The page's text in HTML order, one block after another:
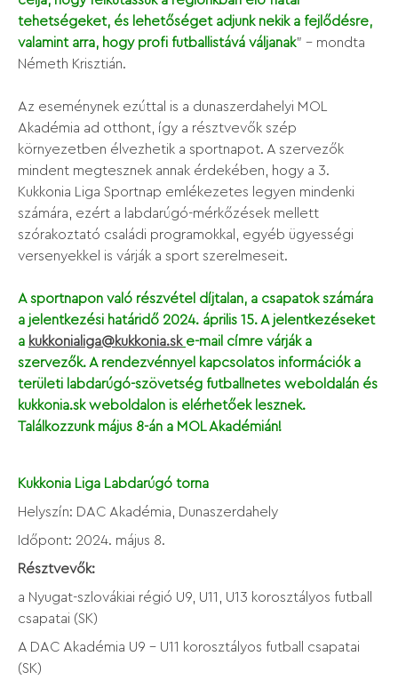
tehetségeket, és lehetőséget adjunk nekik a fejlődésre,
valamint arra, hogy profi futballistává váljanak” – mondta
Németh Krisztián.
Az eseménynek ezúttal is a dunaszerdahelyi MOL
Akadémia ad otthont, így a résztvevők szép
környezetben élvezhetik a sportnapot. A szervezők
mindent megtesznek annak érdekében, hogy a 3.
Kukkonia Liga Sportnap emlékezetes legyen mindenki
számára, ezért a labdarúgó-mérkőzések mellett
szórakoztató családi programokkal, egyéb ügyességi
versenyekkel is várják a sport szerelmeseit.
A sportnapon való részvétel díjtalan, a csapatok számára
a jelentkezési határidő 2024. április 15. A jelentkezéseket
a kukkonialiga@kukkonia.sk e-mail címre várják a
szervezők. A rendezvénnyel kapcsolatos információk a
területi labdarúgó-szövetség futballnetes weboldalán és
kukkonia.sk weboldalon is elérhetőek lesznek.
Találkozzunk május 8-án a MOL Akadémián!
Kukkonia Liga Labdarúgó torna
Helyszín: DAC Akadémia, Dunaszerdahely
Időpont: 2024. május 8.
Résztvevők:
a Nyugat-szlovákiai régió U9, U11, U13 korosztályos futball
csapatai (SK)
A DAC Akadémia U9 - U11 korosztályos futball csapatai
(SK)